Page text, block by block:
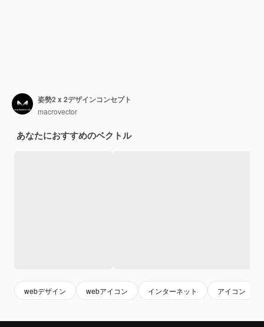
姿勢2 x 2デザインコンセプト
macrovector
あなたにおすすめのベクトル
webデザイン webアイコン インターネット アイコン